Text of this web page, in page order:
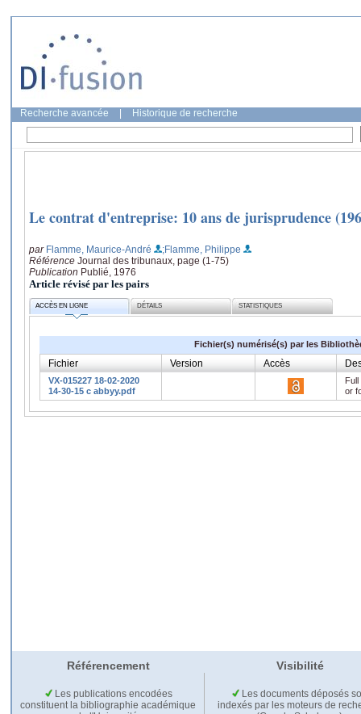
Recherche avancée Historique de recherche
Le contrat d'entreprise: 10 ans de jurisprudence
par Flamme, Maurice-André
;Flamme, Philippe
Référence Journal des tribunaux, page (1-75)
Publication Publié, 1976
Article révisé par les pairs
ACCÈS EN LIGNE DÉTAILS STATISTIQUES
Fichier(s) numérisé(s) par les
Fichier Version Accès
VX-015227 18-02-2020
14-30-15 c abbyy.pdf
or
Référencement Visibilité
Les publications encodées
constituent la bibliographie académique
Les documents déposés
indexés par les moteurs de